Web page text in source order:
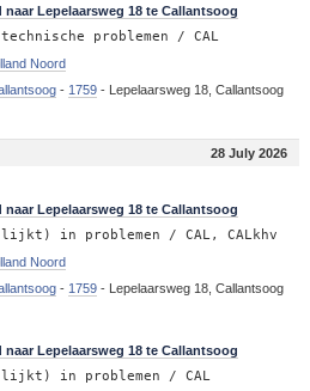
naar Lepelaarsweg 18 te Callantsoog
problemen / CAL
Noord
- 1759- Lepelaarsweg 18, Callantsoog
28 July 2026
naar Lepelaarsweg 18 te Callantsoog
in problemen / CAL, CALkhv
Noord
- 1759- Lepelaarsweg 18, Callantsoog
naar Lepelaarsweg 18 te Callantsoog
in problemen / CAL